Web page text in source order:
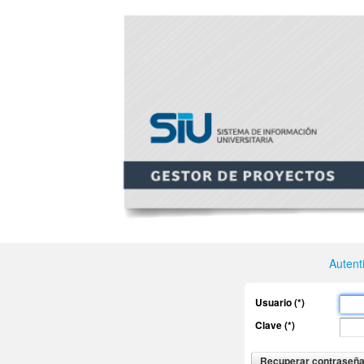
Usuario (*)
Clave (*)
Recuperar contraseña